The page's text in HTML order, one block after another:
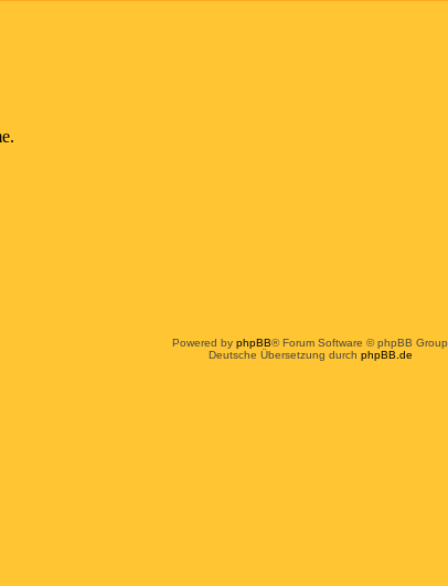
Powered by phpBB® Forum Software © phpBB Group
Deutsche Übersetzung durch phpBB.de